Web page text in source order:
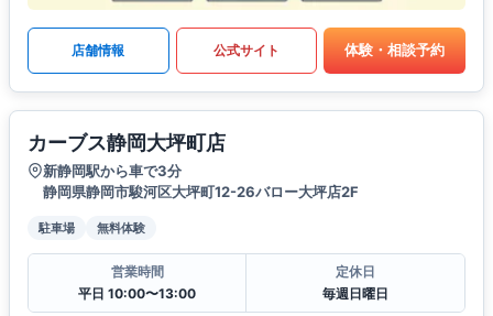
店舗情報 公式サイト 体験・相談予約
カーブス静岡大坪町店
新静岡駅から車で3分
静岡県静岡市駿河区大坪町12-26バロー大坪店2F
駐車場 無料体験
営業時間
平日 10:00〜13:00
定休日
毎週日曜日